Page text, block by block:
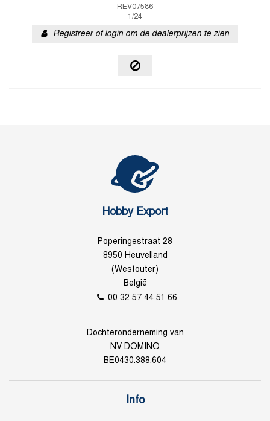
REV07586
1/24
Registreer of login om de dealerprijzen te zien
Hobby Export
Poperingestraat 28
8950 Heuvelland
(Westouter)
België
00 32 57 44 51 66
Dochteronderneming van
NV DOMINO
BE0430.388.604
Info